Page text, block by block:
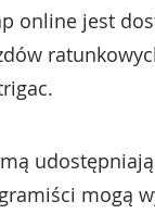
online jest
mogą